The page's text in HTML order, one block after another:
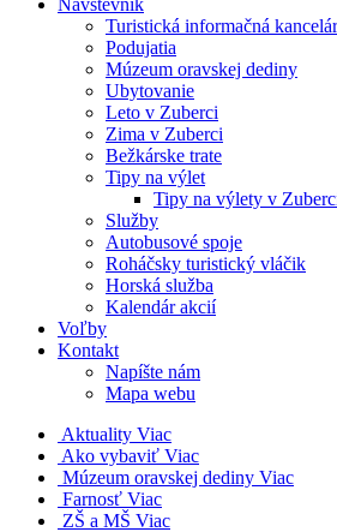
Návštevník
Turistická informačná
Podujatia
Múzeum oravskej dediny
Ubytovanie
Leto v Zuberci
Zima v Zuberci
Bežkárske trate
Tipy na výlet
Tipy na výlety v
Služby
Autobusové spoje
Roháčsky turistický vláčik
Horská služba
Kalendár akcií
Voľby
Kontakt
Napíšte nám
Mapa webu
Aktuality Viac
Ako vybaviť Viac
Múzeum oravskej dediny Viac
Farnosť Viac
ZŠ a MŠ Viac